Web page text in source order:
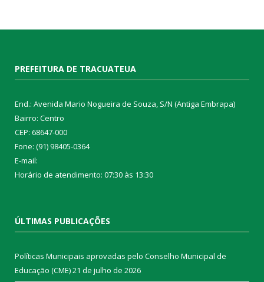
PREFEITURA DE TRACUATEUA
End.: Avenida Mario Nogueira de Souza, S/N (Antiga Embrapa)
Bairro: Centro
CEP: 68647-000
Fone: (91) 98405-0364
E-mail:
Horário de atendimento: 07:30 às 13:30
ÚLTIMAS PUBLICAÇÕES
Políticas Municipais aprovadas pelo Conselho Municipal de
Educação (CME)21 de julho de 2026